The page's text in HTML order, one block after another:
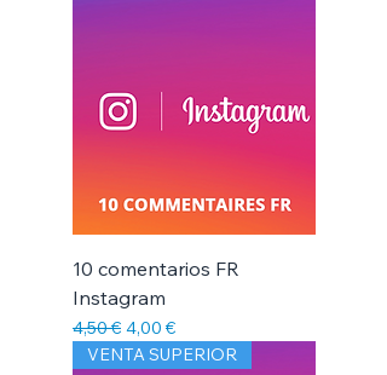
10 comentarios FR
Instagram
Precio
4,50 € Precio de oferta
4,00 €
VENTA SUPERIOR